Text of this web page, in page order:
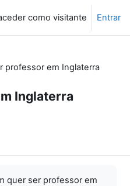
como visitante Entrar
professor em Inglaterra
Inglaterra
quer ser professor em